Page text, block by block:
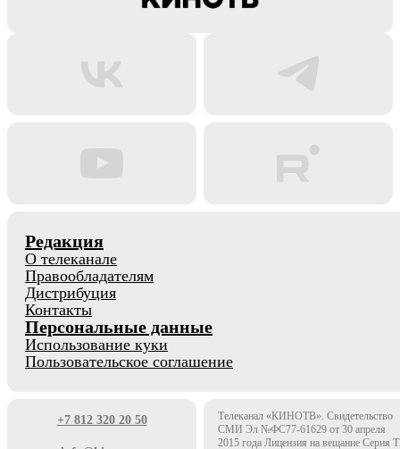
Редакция
О телеканале
Правообладателям
Дистрибуция
Контакты
Персональные данные
Использование куки
Пользовательское соглашение
+7 812 320 20 50
Телеканал «КИНОТВ». Свидетельство
СМИ Эл №ФС77-61629 от 30 апреля
2015 года Лицензия на вещание Серия